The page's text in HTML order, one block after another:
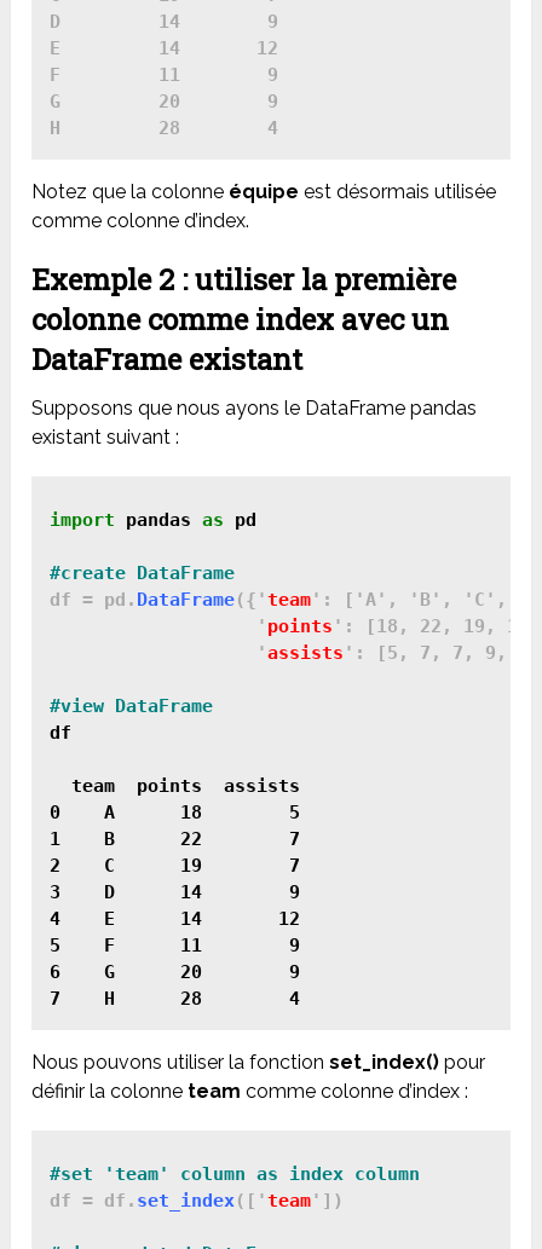
D         14        9
E         14       12
F         11        9
G         20        9
Notez que la colonne équipe est désormais utilisée
comme colonne d’index.
Exemple 2 : utiliser la première
colonne comme index avec un
DataFrame existant
Supposons que nous ayons le DataFrame pandas
existant suivant :
import pandas as pd
#create DataFrame
df = pd. DataFrame({'team': ['A', 'B', 'C',
                   '
points ': [18, 22, 19,
                   '
assists ': [5, 7, 7, 9,
df
  team  points  assists
0    A      18        5
1    B      22        7
2    C      19        7
3    D      14        9
4    E      14       12
5    F      11        9
6    G      20        9
Nous pouvons utiliser la fonctionset_index() pour
définir la colonne team comme colonne d’index :
df = df. set_index(['team'])